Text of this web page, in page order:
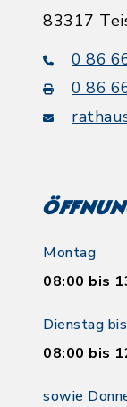
83317
0 86
0 86
Montag
08:00 bis
Dienstag
08:00 bis
sowie